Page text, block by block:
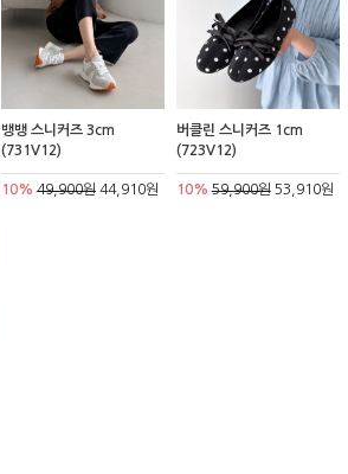
뱅뱅 스니커즈 3cm
(731V12)
10% 49,900원44,910원
버클린 스니커즈 1cm
(723V12)
10% 59,900원53,910원